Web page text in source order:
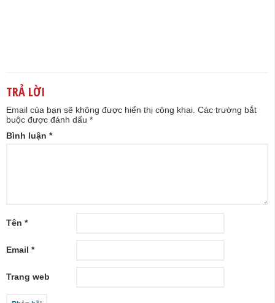
TRẢ LỜI
Email của bạn sẽ không được hiển thị công khai. Các trường bắt
buộc được đánh dấu *
Bình luận *
Tên *
Email *
Trang web